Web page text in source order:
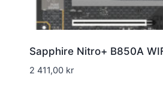
Sapphire Nitro+ B850A
2 411,00 kr